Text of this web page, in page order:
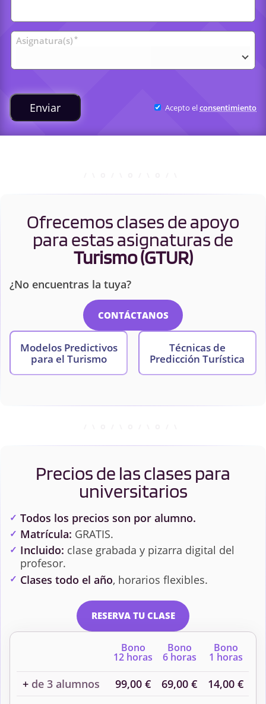
Clases
universitarias
Asignatura(s) *
Enviar Acepto elconsentimiento
Ofrecemos clases de apoyo
para estas asignaturas de
Turismo (GTUR)
¿No encuentras la tuya?
CONTÁCTANOS
Modelos Predictivos
para el Turismo
Técnicas de
Predicción Turística
Precios de las clases para
universitarios
Todos los precios son por alumno.
Matrícula: GRATIS.
Incluido: clase grabada y pizarra digital del
profesor.
Clases todo el año, horarios flexibles.
RESERVA TU CLASE
Bono
12 horas
Bono
6 horas
Bono
1 horas
+ de 3 alumnos 99,00 € 69,00 €
14,00 €